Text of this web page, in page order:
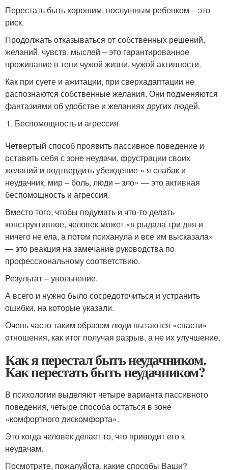
Перестать быть хорошим, послушным ребенком – это
риск.
Продолжать отказываться от собственных решений,
желаний, чувств, мыслей – это гарантированное
проживание в тени чужой жизни, чужой активности.
Как при суете и ажитации, при сверхадаптации не
распознаются собственные желания. Они подменяются
фантазиями об удобстве и желаниях других людей.
Беспомощность и агрессия
Четвертый способ проявить пассивное поведение и
оставить себя с зоне неудачи, фрустрации своих
желаний и подтвердить убеждение « я слабак и
неудачник, мир – боль, люди – зло» — это активная
беспомощность и агрессия.
Вместо того, чтобы подумать и что-то делать
конструктивное, человек может «я рыдала три дня и
ничего не ела, а потом психанула и все им высказала»
— это реакция на замечание руководства по
профессиональному соответствию.
Результат – увольнение.
А всего и нужно было сосредоточиться и устранить
ошибки, на которые указали.
Очень часто таким образом люди пытаются «спасти»
отношения, как итог получая разрыв, а не их улучшение.
Как я перестал быть неудачником.
Как перестать быть неудачником?
В психологии выделяют четыре варианта пассивного
поведения, четыре способа остаться в зоне
«комфортного дискомфорта».
Это когда человек делает то, что приводит его к
неудачам.
Посмотрите, пожалуйста, какие способы Ваши?